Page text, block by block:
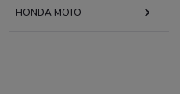
HONDA MOTO